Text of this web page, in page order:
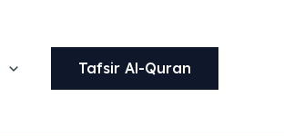
Tafsir Al-Quran